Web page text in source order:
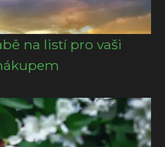
na listí pro vaši